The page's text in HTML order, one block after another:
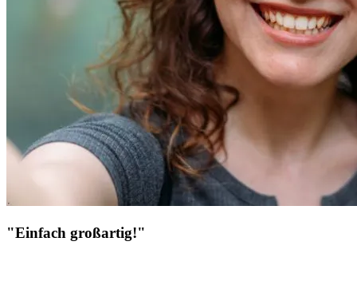
"Einfach großartig!"